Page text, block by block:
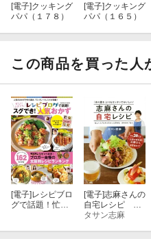
[電子]クッキング
パパ（１７８）
[電子]クッキング
パパ（１６５）
この商品を買った人
[電子]レシピブロ
グで話題！忙し
[電子]志麻さんの
自宅レシピ
「作り置き」よ
タサン志麻